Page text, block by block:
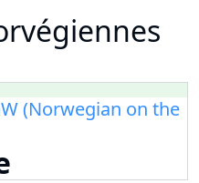
(Norwegian on the